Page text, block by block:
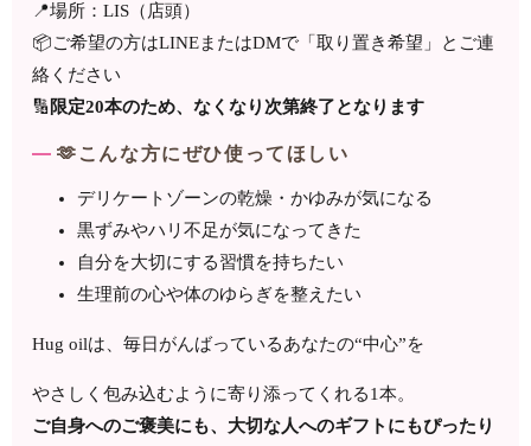
📍場所：LIS（店頭）
📦ご希望の方はLINEまたはDMで「取り置き希望」とご連
絡ください
🔢限定20本のため、なくなり次第終了となります
🫶こんな方にぜひ使ってほしい
デリケートゾーンの乾燥・かゆみが気になる
黒ずみやハリ不足が気になってきた
自分を大切にする習慣を持ちたい
生理前の心や体のゆらぎを整えたい
Hug oilは、毎日がんばっているあなたの“中心”を
やさしく包み込むように寄り添ってくれる1本。
ご自身へのご褒美にも、大切な人へのギフトにもぴったり